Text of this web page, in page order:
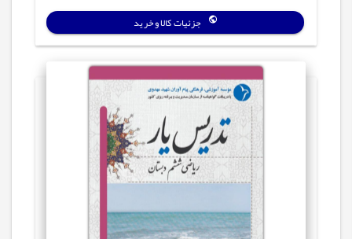
جزئیات کالا و خرید